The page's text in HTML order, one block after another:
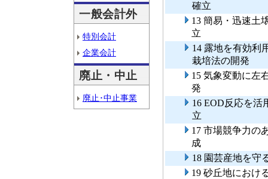
一般会計外
特別会計
企業会計
廃止・中止
廃止･中止事業
確立
13 簡易・迅速土
立
14 露地を有効利
栽培法の開発
15 気象変動に左
発
16 EOD反応を活
立
17 市場競争力の
成
18 園芸産地を守
19 砂丘地におけ